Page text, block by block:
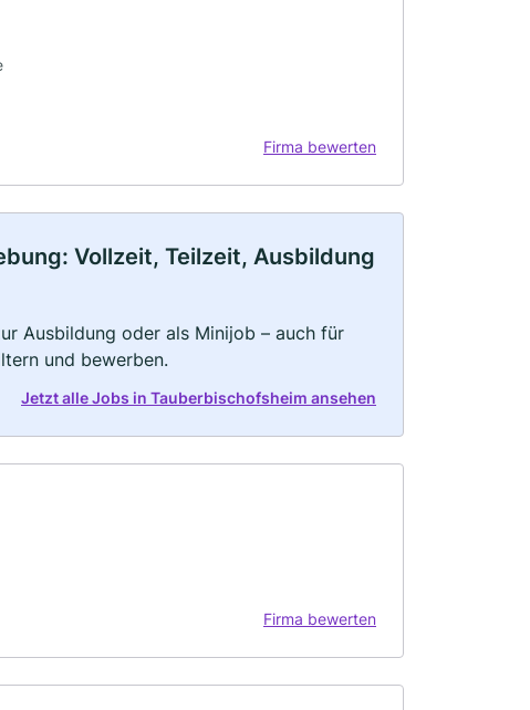
Firma bewerten
Vollzeit, Teilzeit, Ausbildung
Ausbildung oder als Minijob – auch für
und bewerben.
Jetzt alle Jobs in Tauberbischofsheim ansehen
Firma bewerten